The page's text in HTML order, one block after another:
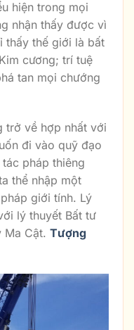
hiện trong mọi
nhận thấy được vì
thấy thế giới là bất
cương; trí tuệ
tan mọi chướng
trở về hợp nhất với
đi vào quỹ đạo
pháp thiêng
thể nhập một
giới tính. Lý
lý thuyết Bất tư
Ma Cật. Tượng